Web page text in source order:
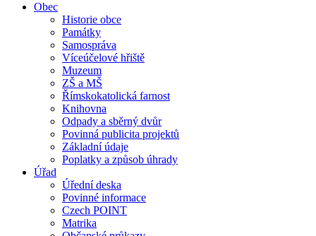
Obec
Historie obce
Památky
Samospráva
Víceúčelové hřiště
Muzeum
ZŠ a MŠ
Římskokatolická farnost
Knihovna
Odpady a sběrný dvůr
Povinná publicita projektů
Základní údaje
Poplatky a způsob úhrady
Úřad
Úřední deska
Povinné informace
Czech POINT
Matrika